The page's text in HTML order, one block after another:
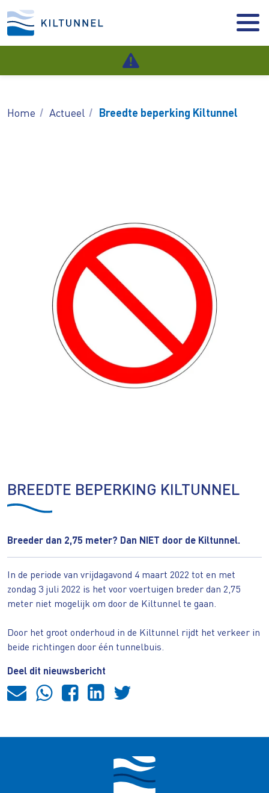
Home Actueel Breedte beperking Kiltunnel
BREEDTE BEPERKING KILTUNNEL
Breeder dan 2,75 meter? Dan NIET door de Kiltunnel.
In de periode van vrijdagavond 4 maart 2022 tot en met
zondag 3 juli 2022 is het voor voertuigen breder dan 2,75
meter niet mogelijk om door de Kiltunnel te gaan.
Door het groot onderhoud in de Kiltunnel rijdt het verkeer in
beide richtingen door één tunnelbuis.
Deel dit nieuwsbericht